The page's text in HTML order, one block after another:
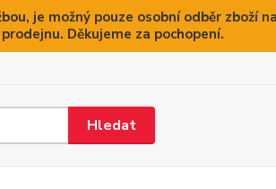
je možný pouze osobní odběr zboží
Děkujeme za pochopení.
Hledat